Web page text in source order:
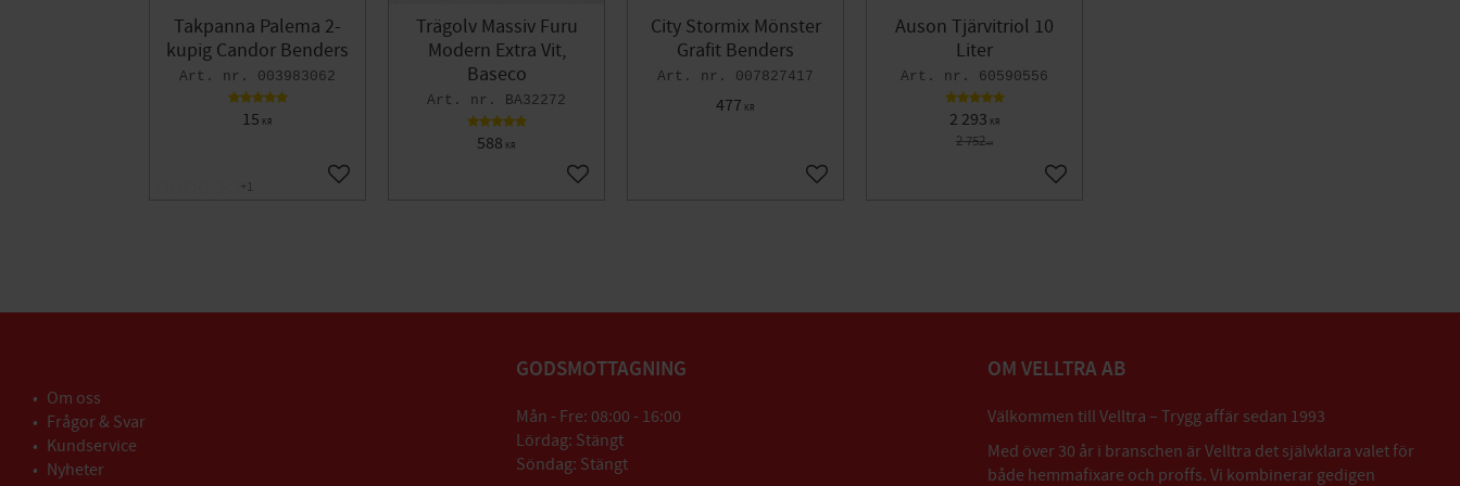
Takpanna Palema 2-
kupig Candor Benders
003983062
15 KR
Lägg till i favoriter
+1
Trägolv Massiv Furu
Modern Extra Vit,
Baseco
BA32272
588 KR
Lägg till i favoriter
City Stormix Mönster
Grafit Benders
007827417
477 KR
Lägg till i favoriter
Auson Tjärvitriol 10
Liter
60590556
2 293 KR
2 752KR
Lägg till i favoriter
Om oss
Frågor & Svar
Kundservice
Nyheter
GODSMOTTAGNING
Mån - Fre: 08:00 - 16:00
Lördag: Stängt
Söndag: Stängt
OM VELLTRA AB
Välkommen till Velltra – Trygg affär sedan 1993
Med över 30 år i branschen är Velltra det självklara valet för
både hemmafixare och proffs. Vi kombinerar gedigen